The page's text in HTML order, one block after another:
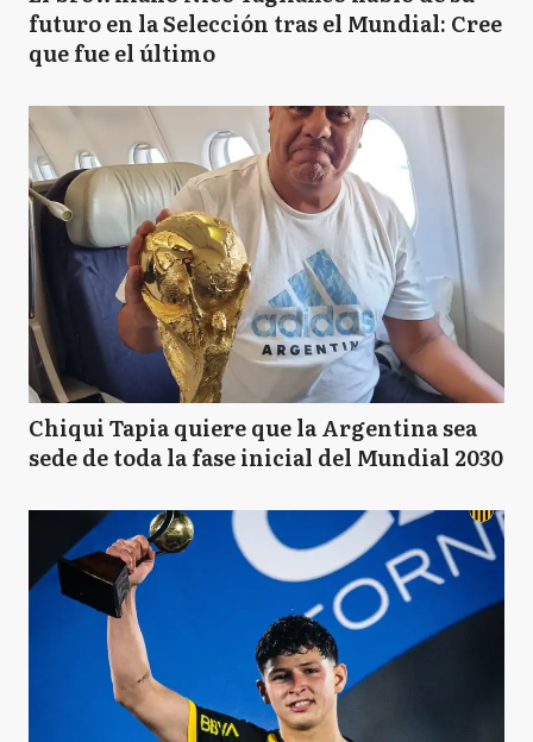
futuro en la Selección tras el Mundial: Cree
que fue el último
Chiqui Tapia quiere que la Argentina sea
sede de toda la fase inicial del Mundial 2030